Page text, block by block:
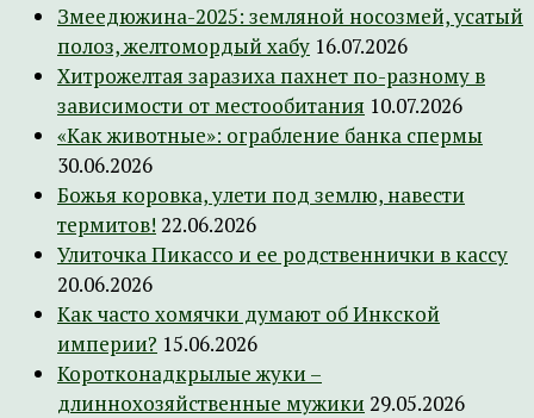
Змеедюжина-2025: земляной носозмей, усатый
полоз, желтомордый хабу 16.07.2026
Хитрожелтая заразиха пахнет по-разному в
зависимости от местообитания 10.07.2026
«Как животные»: ограбление банка спермы
30.06.2026
Божья коровка, улети под землю, навести
термитов! 22.06.2026
Улиточка Пикассо и ее родственнички в кассу
20.06.2026
Как часто хомячки думают об Инкской
империи? 15.06.2026
Коротконадкрылые жуки –
длиннохозяйственные мужики 29.05.2026